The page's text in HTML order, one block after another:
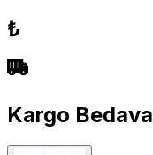
₺
Kargo Bedava